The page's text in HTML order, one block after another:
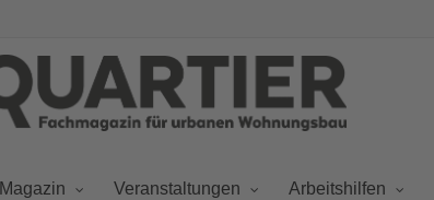
Magazin Veranstaltungen Arbeitshilfen